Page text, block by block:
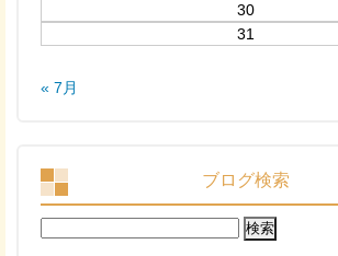
30
31
« 7月
ブログ検索
検
索: